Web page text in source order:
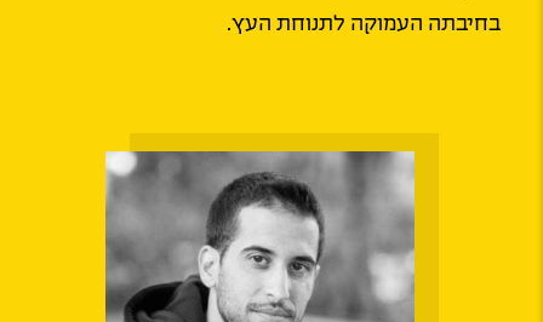
בחיבתה העמוקה לתנוחת העץ.